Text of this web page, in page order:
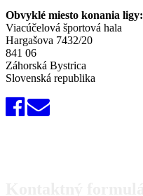
Obvyklé miesto konania ligy:
Viacúčelová športová hala
Hargašova 7432/20
841 06
Záhorská Bystrica
Slovenská republika